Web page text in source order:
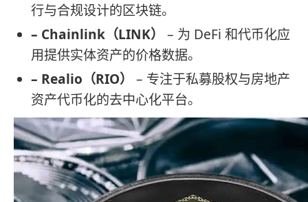
行与合规设计的区块链。
– Chainlink（LINK）
– 为 DeFi 和代币化应
用提供实体资产的价格数据。
– Realio（RIO）
– 专注于私募股权与房地产
资产代币化的去中心化平台。